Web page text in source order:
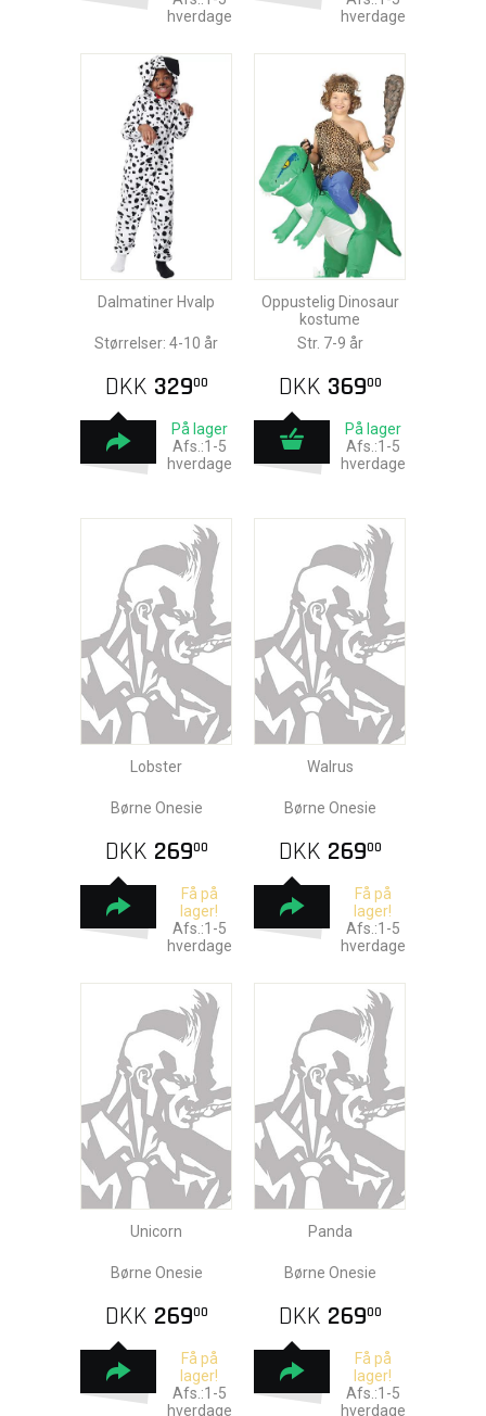
hverdage
hverdage
Dalmatiner Hvalp
Størrelser: 4-10 år
DKK 32900
På lager
Afs.:1-5
hverdage
Oppustelig Dinosaur
kostume
Str. 7-9 år
DKK 36900
På lager
Afs.:1-5
hverdage
Lobster
Børne Onesie
DKK 26900
Få på
lager!
Afs.:1-5
hverdage
Walrus
Børne Onesie
DKK 26900
Få på
lager!
Afs.:1-5
hverdage
Unicorn
Børne Onesie
DKK 26900
Få på
lager!
Afs.:1-5
hverdage
Panda
Børne Onesie
DKK 26900
Få på
lager!
Afs.:1-5
hverdage